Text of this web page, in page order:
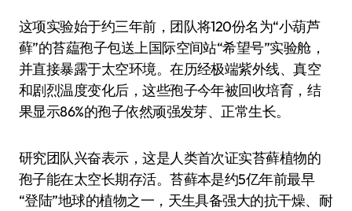
这项实验始于约三年前，团队将120份名为“小葫芦
藓”的苔藴孢子包送上国际空间站“希望号”实验舱，
并直接暴露于太空环境。在历经极端紫外线、真空
和剧烈温度变化后，这些孢子今年被回收培育，结
果显示86%的孢子依然顽强发芽、正常生长。
研究团队兴奋表示，这是人类首次证实苔藓植物的
孢子能在太空长期存活。苔藓本是约5亿年前最早
“登陆”地球的植物之一，天生具备强大的抗干燥、耐